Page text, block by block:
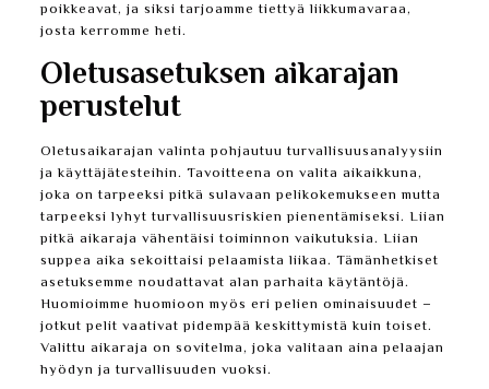
poikkeavat, ja siksi tarjoamme tiettyä liikkumavaraa,
josta kerromme heti.
Oletusasetuksen aikarajan
perustelut
Oletusaikarajan valinta pohjautuu turvallisuusanalyysiin
ja käyttäjätesteihin. Tavoitteena on valita aikaikkuna,
joka on tarpeeksi pitkä sulavaan pelikokemukseen mutta
tarpeeksi lyhyt turvallisuusriskien pienentämiseksi. Liian
pitkä aikaraja vähentäisi toiminnon vaikutuksia. Liian
suppea aika sekoittaisi pelaamista liikaa. Tämänhetkiset
asetuksemme noudattavat alan parhaita käytäntöjä.
Huomioimme huomioon myös eri pelien ominaisuudet –
jotkut pelit vaativat pidempää keskittymistä kuin toiset.
Valittu aikaraja on sovitelma, joka valitaan aina pelaajan
hyödyn ja turvallisuuden vuoksi.